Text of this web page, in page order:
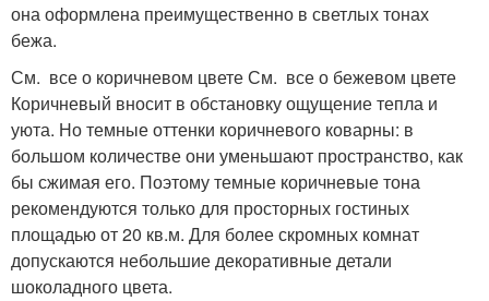
она оформлена преимущественно в светлых тонах
бежа.
См. все о коричневом цвете См. все о бежевом цвете
Коричневый вносит в обстановку ощущение тепла и
уюта. Но темные оттенки коричневого коварны: в
большом количестве они уменьшают пространство, как
бы сжимая его. Поэтому темные коричневые тона
рекомендуются только для просторных гостиных
площадью от 20 кв.м. Для более скромных комнат
допускаются небольшие декоративные детали
шоколадного цвета.